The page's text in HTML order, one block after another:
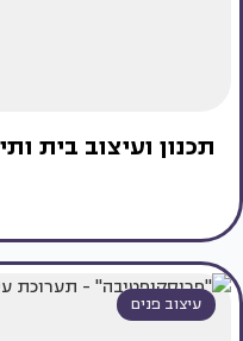
תכנון ועיצוב בית
עיצוב פנים